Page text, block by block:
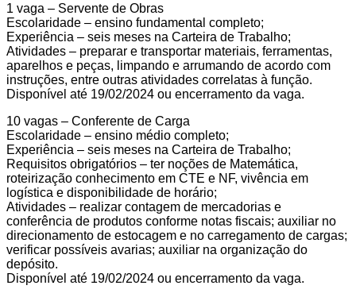
1 vaga – Servente de Obras
Escolaridade – ensino fundamental completo;
Experiência – seis meses na Carteira de Trabalho;
Atividades – preparar e transportar materiais, ferramentas,
aparelhos e peças, limpando e arrumando de acordo com
instruções, entre outras atividades correlatas à função.
Disponível até 19/02/2024 ou encerramento da vaga.
10 vagas – Conferente de Carga
Escolaridade – ensino médio completo;
Experiência – seis meses na Carteira de Trabalho;
Requisitos obrigatórios – ter noções de Matemática,
roteirização conhecimento em CTE e NF, vivência em
logística e disponibilidade de horário;
Atividades – realizar contagem de mercadorias e
conferência de produtos conforme notas fiscais; auxiliar no
direcionamento de estocagem e no carregamento de cargas;
verificar possíveis avarias; auxiliar na organização do
depósito.
Disponível até 19/02/2024 ou encerramento da vaga.